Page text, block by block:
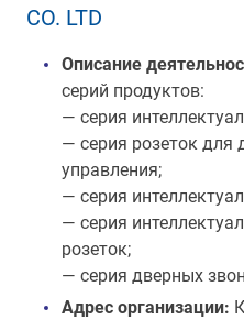
CO. LTD
Описание
серий продуктов:
— cерия
— cерия розеток для
управления;
— cерия
— cерия
розеток;
— cерия дверных
Адрес организации: